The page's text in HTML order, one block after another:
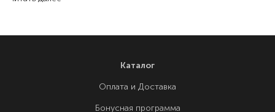
изношенных лакокрасочных покрытий. Именно такой уход
гарантирует продукция Shiny Garage
В широкой линейке бренда представлены продукты для
Каталог
Оплата и Доставка
Бонусная программа